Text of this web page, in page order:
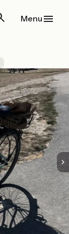
Menu